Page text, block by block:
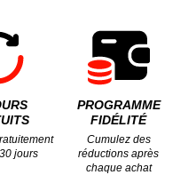
jours
PROGRAMME
FIDÉLITÉ
Cumulez des
réductions après
chaque achat